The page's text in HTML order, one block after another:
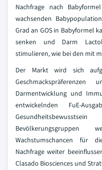
Nachfrage nach
wachsenden
Grad an GOS in Babyformel
senken und Darm
stimulieren, wie bei den mit
Der Markt wird sich
Darmentwicklung und
entwickelnden FuE-
Wachstumschancen für
Nachfrage weiter
Clasado Biosciences und